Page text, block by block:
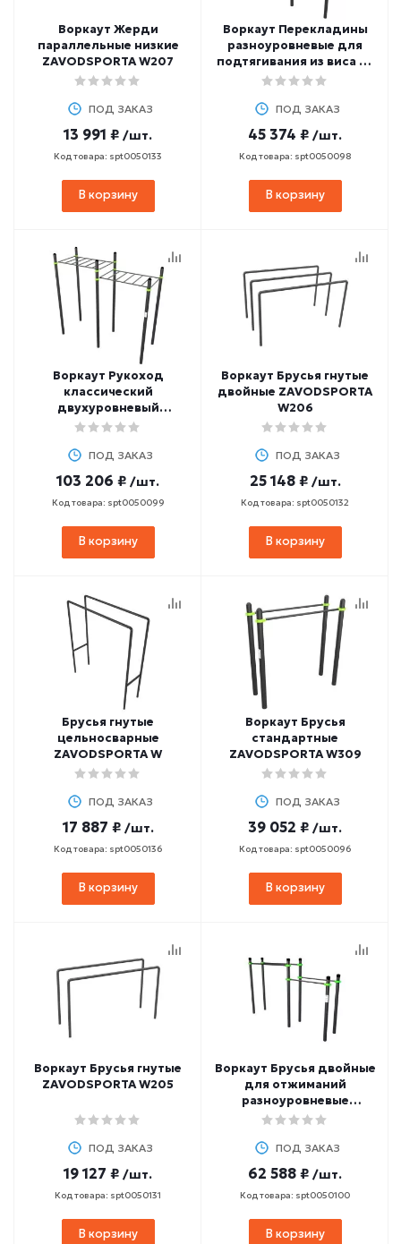
Воркаут Жерди
параллельные низкие
ZAVODSPORTA W207
ПОД ЗАКАЗ
13 991 ₽ /шт.
Код товара: spt0050133
В корзину
Воркаут Перекладины
разноуровневые для
подтягивания из виса на
высокой перекладине
ПОД ЗАКАЗ
45 374 ₽ /шт.
Код товара: spt0050098
В корзину
Воркаут Рукоход
классический
двухуровневый
ZAVODSPORTA W313
ПОД ЗАКАЗ
103 206 ₽ /шт.
Код товара: spt0050099
В корзину
Воркаут Брусья гнутые
двойные ZAVODSPORTA
W206
ПОД ЗАКАЗ
25 148 ₽ /шт.
Код товара: spt0050132
В корзину
Брусья гнутые
цельносварные
ZAVODSPORTA W
ПОД ЗАКАЗ
17 887 ₽ /шт.
Код товара: spt0050136
В корзину
Воркаут Брусья
стандартные
ZAVODSPORTA W309
ПОД ЗАКАЗ
39 052 ₽ /шт.
Код товара: spt0050096
В корзину
Воркаут Брусья гнутые
ZAVODSPORTA W205
ПОД ЗАКАЗ
19 127 ₽ /шт.
Код товара: spt0050131
В корзину
Воркаут Брусья двойные
для отжиманий
разноуровневые
ZAVODSPORTA W210
ПОД ЗАКАЗ
62 588 ₽ /шт.
Код товара: spt0050100
В корзину